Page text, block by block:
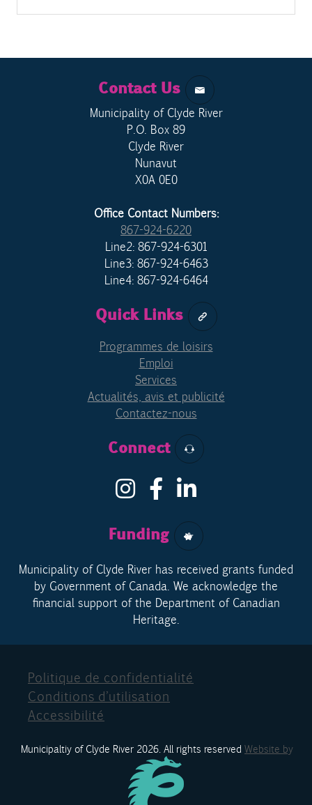
Contact Us
Municipality of Clyde River
P.O. Box 89
Clyde River
Nunavut
X0A 0E0
Office Contact Numbers:
867-924-6220
Line2: 867-924-6301
Line3: 867-924-6463
Line4: 867-924-6464
Quick Links
Programmes de loisirs
Emploi
Services
Actualités, avis et publicité
Contactez-nous
Connect
Funding
Municipality of Clyde River has received grants funded
by Government of Canada. We acknowledge the
financial support of the Department of Canadian
Heritage.
Politique de confidentialité
Conditions d’utilisation
Accessibilité
Municipaltiy of Clyde River 2026. All rights reserved Website by